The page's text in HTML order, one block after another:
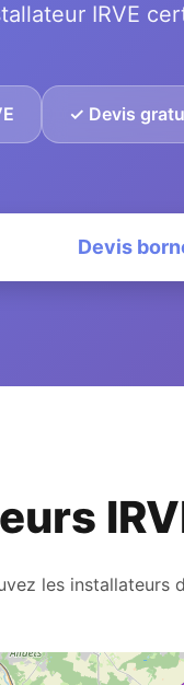
IRVE
✓ Devis
Devis
les installateurs